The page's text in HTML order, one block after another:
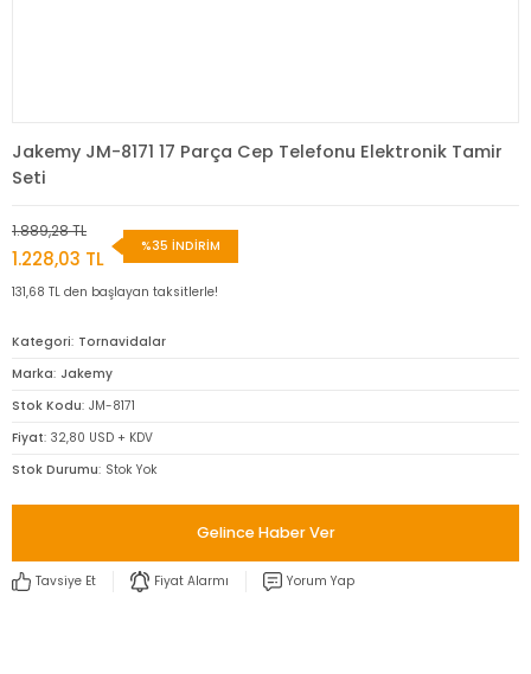
Jakemy JM-8171 17 Parça Cep Telefonu Elektronik Tamir
Seti
1.889,28 TL
1.228,03 TL
%35 İNDİRİM
131,68 TL den başlayan taksitlerle!
Kategori Tornavidalar
Marka Jakemy
Stok Kodu JM-8171
Fiyat 32,80 USD + KDV
Stok Durumu Stok Yok
Gelince Haber Ver
Tavsiye Et Fiyat Alarmı Yorum Yap